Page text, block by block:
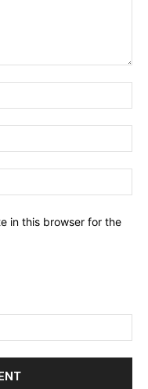
in this browser for the